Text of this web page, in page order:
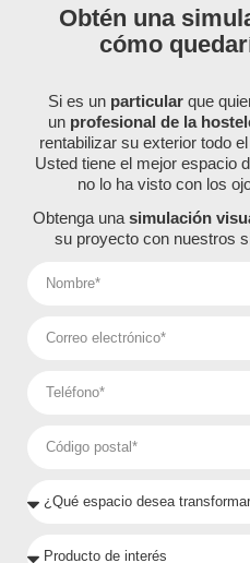
Obtén una
cómo
Si es un particular que
un profesional de la
rentabilizar su exterior todo
Usted tiene el mejor espacio
no lo ha visto con los
Obtenga una simulación
su proyecto con nuestros